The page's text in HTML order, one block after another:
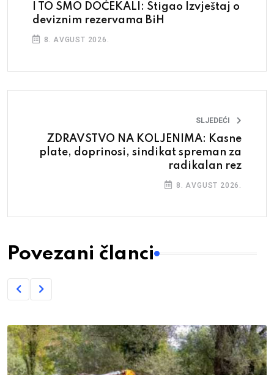
I TO SMO DOČEKALI: Stigao Izvještaj o
deviznim rezervama BiH
8. AVGUST 2026.
SLJEDEĆI
ZDRAVSTVO NA KOLJENIMA: Kasne
plate, doprinosi, sindikat spreman za
radikalan rez
8. AVGUST 2026.
Povezani članci